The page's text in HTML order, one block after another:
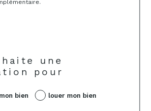
une
pour
bien louer mon bien